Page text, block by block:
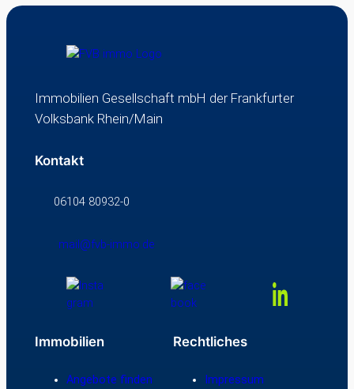
Immobilien Gesellschaft mbH der Frankfurter
Volksbank Rhein/Main
Kontakt
06104 80932-0
mail@fvb-immo.de
Immobilien
Angebote finden
Rechtliches
Impressum